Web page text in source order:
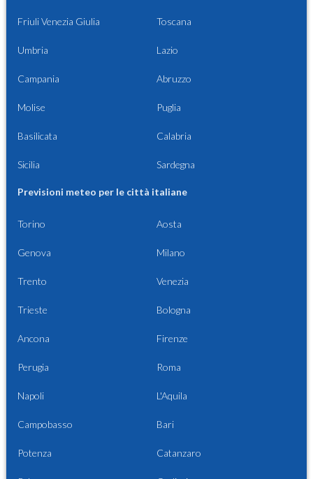
Friuli Venezia Giulia Toscana
Umbria Lazio
Campania Abruzzo
Molise Puglia
Basilicata Calabria
Sicilia Sardegna
Previsioni meteo per le città italiane
Torino Aosta
Genova Milano
Trento Venezia
Trieste Bologna
Ancona Firenze
Perugia Roma
Napoli L'Aquila
Campobasso Bari
Potenza Catanzaro